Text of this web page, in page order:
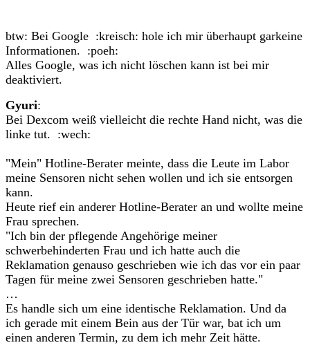
btw: Bei Google :kreisch: hole ich mir überhaupt garkeine
Informationen. :poeh:
Alles Google, was ich nicht löschen kann ist bei mir
deaktiviert.
Gyuri:
Bei Dexcom weiß vielleicht die rechte Hand nicht, was die
linke tut. :wech:
"Mein" Hotline-Berater meinte, dass die Leute im Labor
meine Sensoren nicht sehen wollen und ich sie entsorgen
kann.
Heute rief ein anderer Hotline-Berater an und wollte meine
Frau sprechen.
"Ich bin der pflegende Angehörige meiner
schwerbehinderten Frau und ich hatte auch die
Reklamation genauso geschrieben wie ich das vor ein paar
Tagen für meine zwei Sensoren geschrieben hatte."
…
Es handle sich um eine identische Reklamation. Und da
ich gerade mit einem Bein aus der Tür war, bat ich um
einen anderen Termin, zu dem ich mehr Zeit hätte.